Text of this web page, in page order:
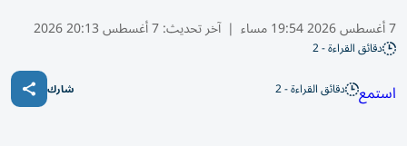
7 أغسطس 2026 19:54 مساء | آخر تحديث:7 أغسطس 20:13 2026
دقائق القراءة - 2
استمع دقائق القراءة - 2 شارك